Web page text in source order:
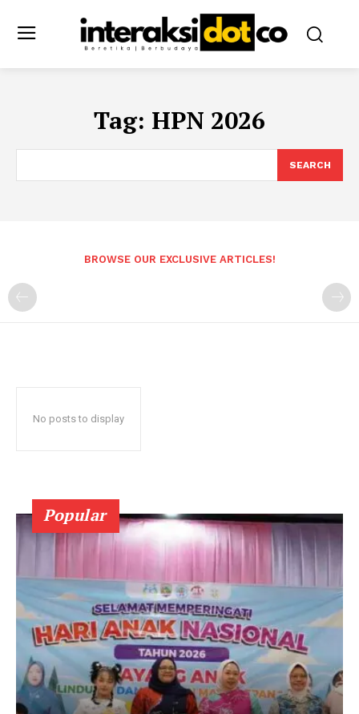
Tag: HPN 2026
SEARCH
BROWSE OUR EXCLUSIVE ARTICLES!
No posts to display
Popular